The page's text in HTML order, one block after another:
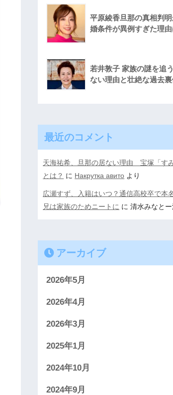
平原綾香旦那の真相判
婚条件が異例すぎた理由
若井敦子 家族の謎を追
ない理由と壮絶な過去
最近のコメント
天海祐希、旦那の居ない理由 宝塚「すみ
とは？ に Накрутка авито より
広瀬すず、入籍はいつ？通信高校卒で本
兄は家族のためニートに に清水みなと
アーカイブ
2026年5月
2026年4月
2026年3月
2025年1月
2024年10月
2024年9月